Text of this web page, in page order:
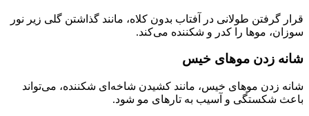
قرار گرفتن طولانی در آفتاب بدون کلاه، مانند گذاشتن گلی زیر نور
سوزان، موها را کدر و شکننده می‌کند.
شانه زدن موهای خیس
شانه زدن موهای خیس، مانند کشیدن شاخه‌ای شکننده، می‌تواند
باعث شکستگی و آسیب به تارهای مو شود.